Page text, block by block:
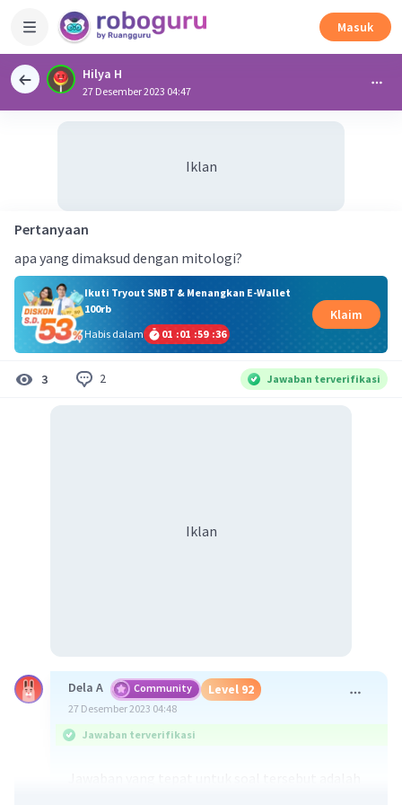
Masuk
Hilya H
27 Desember 2023 04:47
Iklan
Pertanyaan
apa yang dimaksud dengan mitologi?
Ikuti Tryout SNBT & Menangkan E-Wallet
100rb
Habis dalam
01 :01 :59 :35
Klaim
3 2 Jawaban terverifikasi
Iklan
Dela A Community Level 92
27 Desember 2023 04:48
Jawaban terverifikasi